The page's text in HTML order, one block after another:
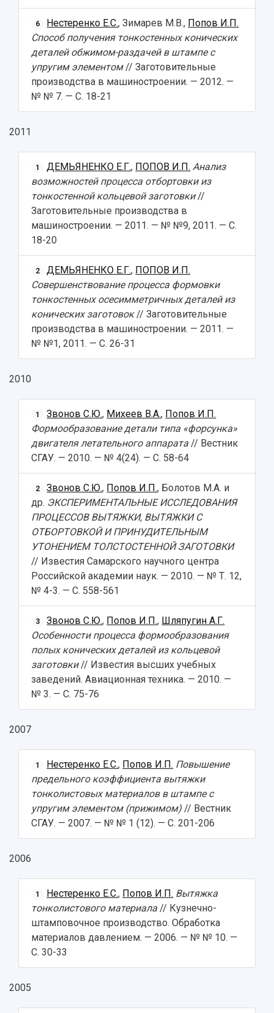
6 Нестеренко Е.С., Зимарев М.В., Попов И.П.
Способ получения тонкостенных конических
деталей обжимом-раздачей в штампе с
упругим элементом// Заготовительные
производства в машиностроении. — 2012. —
№ № 7. — С. 18-21
2011
1 ДЕМЬЯНЕНКО Е.Г., ПОПОВ И.П. Анализ
возможностей процесса отбортовки из
тонкостенной кольцевой заготовки//
Заготовительные производства в
машиностроении. — 2011. — № №9, 2011. — С.
18-20
2 ДЕМЬЯНЕНКО Е.Г., ПОПОВ И.П.
Совершенствование процесса формовки
тонкостенных осесимметричных деталей из
конических заготовок// Заготовительные
производства в машиностроении. — 2011. —
№ №1, 2011. — С. 26-31
2010
1 Звонов С.Ю., Михеев В.А., Попов И.П.
Формообразование детали типа «форсунка»
двигателя летательного аппарата // Вестник
СГАУ. — 2010. — № 4(24). — С. 58-64
2 Звонов С.Ю., Попов И.П., Болотов М.А. и
др. ЭКСПЕРИМЕНТАЛЬНЫЕ ИССЛЕДОВАНИЯ
ПРОЦЕССОВ ВЫТЯЖКИ, ВЫТЯЖКИ С
ОТБОРТОВКОЙ И ПРИНУДИТЕЛЬНЫМ
УТОНЕНИЕМ ТОЛСТОСТЕННОЙ ЗАГОТОВКИ
// Известия Самарского научного центра
Российской академии наук. — 2010. — № Т. 12,
№ 4-3. — С. 558-561
3 Звонов С.Ю., Попов И.П., Шляпугин А.Г.
Особенности процесса формообразования
полых конических деталей из кольцевой
заготовки// Известия высших учебных
заведений. Авиационная техника. — 2010. —
№ 3. — С. 75-76
2007
1 Нестеренко Е.С., Попов И.П. Повышение
предельного коэффициента вытяжки
тонколистовых материалов в штампе с
упругим элементом (прижимом) // Вестник
СГАУ. — 2007. — № № 1 (12). — С. 201-206
2006
1 Нестеренко Е.С., Попов И.П. Вытяжка
тонколистового материала // Кузнечно-
штамповочное производство. Обработка
материалов давлением. — 2006. — № № 10. —
С. 30-33
2005